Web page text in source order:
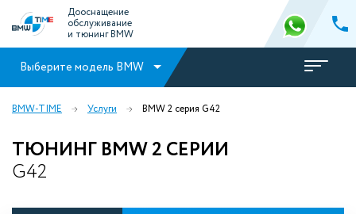
Дооснащение
обслуживание
и тюнинг BMW
Выберите модель BMW
BMW-TIME Услуги BMW 2 серия G42
ТЮНИНГ BMW 2 СЕРИИ
G42